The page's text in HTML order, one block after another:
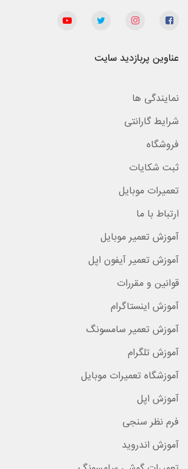
عناوین پربازدید سایت
نمایندگی ها
شرایط گارانتی
فروشگاه
ثبت شکایات
تعمیرات موبایل
ارتباط با ما
آموزش تعمیر موبایل
آموزش تعمیر آیفون اپل
قوانین و مقررات
آموزش اینستاگرام
آموزش تعمیر سامسونگ
آموزش تلگرام
آموزشگاه تعمیرات موبایل
آموزش اپل
فرم نظر سنجی
آموزش اندروید